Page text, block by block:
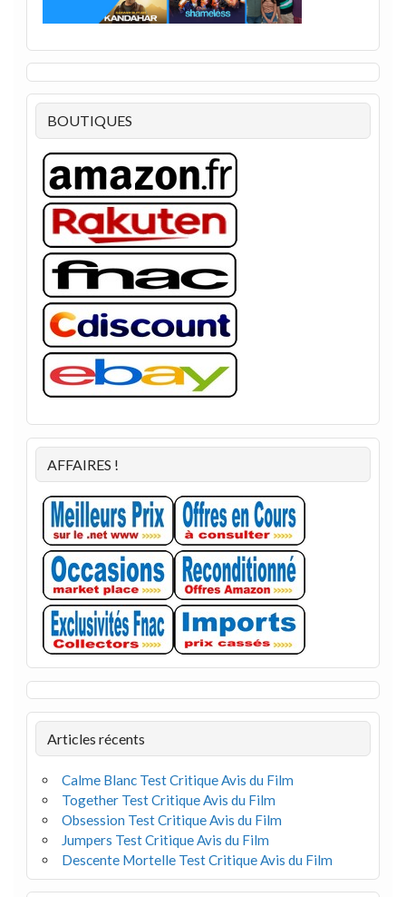
BOUTIQUES
AFFAIRES !
Articles récents
Calme Blanc Test Critique Avis du Film
Together Test Critique Avis du Film
Obsession Test Critique Avis du Film
Jumpers Test Critique Avis du Film
Descente Mortelle Test Critique Avis du Film